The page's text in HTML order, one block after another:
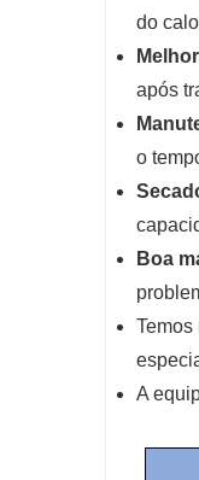
do
após
o
Boa
A